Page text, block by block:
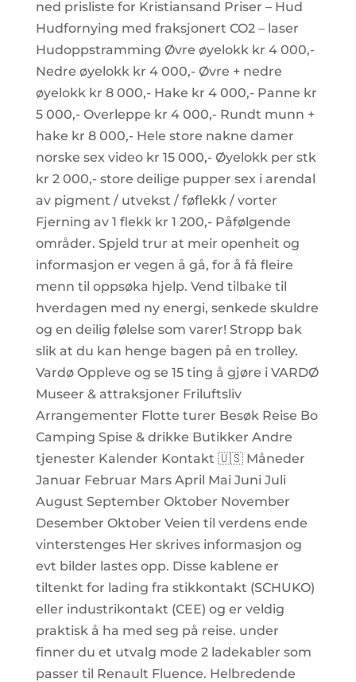
ned prisliste for Kristiansand Priser – Hud
Hudfornying med fraksjonert CO2 – laser
Hudoppstramming Øvre øyelokk kr 4 000,-
Nedre øyelokk kr 4 000,- Øvre + nedre
øyelokk kr 8 000,- Hake kr 4 000,- Panne kr
5 000,- Overleppe kr 4 000,- Rundt munn +
hake kr 8 000,- Hele store nakne damer
norske sex video kr 15 000,- Øyelokk per stk
kr 2 000,- store deilige pupper sex i arendal
av pigment / utvekst / føflekk / vorter
Fjerning av 1 flekk kr 1 200,- Påfølgende
områder. Spjeld trur at meir openheit og
informasjon er vegen å gå, for å få fleire
menn til oppsøka hjelp. Vend tilbake til
hverdagen med ny energi, senkede skuldre
og en deilig følelse som varer! Stropp bak
slik at du kan henge bagen på en trolley.
Vardø Oppleve og se 15 ting å gjøre i VARDØ
Museer & attraksjoner Friluftsliv
Arrangementer Flotte turer Besøk Reise Bo
Camping Spise & drikke Butikker Andre
tjenester Kalender Kontakt 🇺🇸 Måneder
Januar Februar Mars April Mai Juni Juli
August September Oktober November
Desember Oktober Veien til verdens ende
vinterstenges Her skrives informasjon og
evt bilder lastes opp. Disse kablene er
tiltenkt for lading fra stikkontakt (SCHUKO)
eller industrikontakt (CEE) og er veldig
praktisk å ha med seg på reise. under
finner du et utvalg mode 2 ladekabler som
passer til Renault Fluence. Helbredende